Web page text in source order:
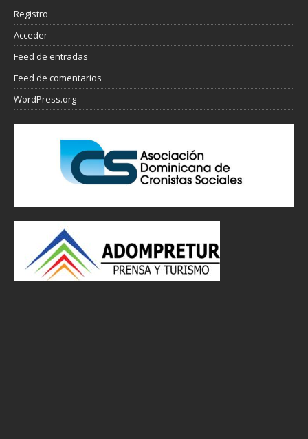
Registro
Acceder
Feed de entradas
Feed de comentarios
WordPress.org